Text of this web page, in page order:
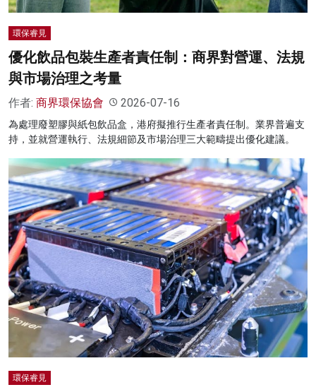
環保睿見
優化飲品包裝生產者責任制：商界對營運、法規
與市場治理之考量
作者: 商界環保協會 2026-07-16
為處理廢塑膠與紙包飲品盒，港府擬推行生產者責任制。業界普遍支
持，並就營運執行、法規細節及市場治理三大範疇提出優化建議。
環保睿見